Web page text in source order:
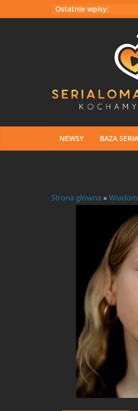
do
Ostatnie wpisy:
NEWSY BAZA
Strona główna »